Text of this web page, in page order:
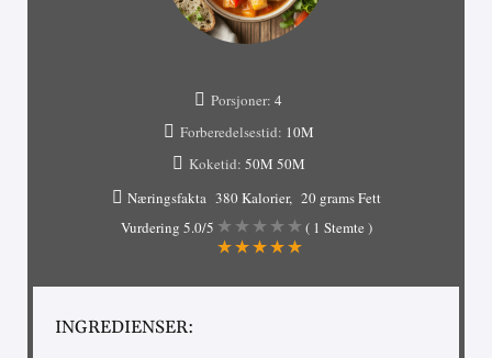
Porsjoner: 4
Forberedelsestid: 10M
Koketid: 50M 50M
Næringsfakta 380 Kalorier
20 grams Fett
Vurdering 5.0/5 ( 1 Stemte )
INGREDIENSER: